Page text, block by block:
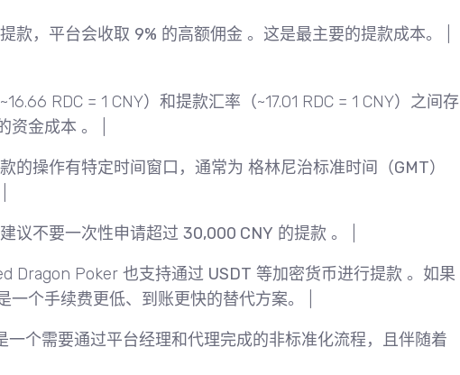
款，平台会收取 9% 的高额佣金 。这是最主要的提款成本。 |
RDC = 1 CNY）和提款汇率（~17.01 RDC = 1 CNY）之间存
金成本 。 |
的操作有特定时间窗口，通常为 格林尼治标准时间（GMT）
议不要一次性申请超过 30,000 CNY 的提款 。 |
Dragon Poker 也支持通过 USDT 等加密货币进行提款 。如果
个手续费更低、到账更快的替代方案。 |
一个需要通过平台经理和代理完成的非标准化流程，且伴随着